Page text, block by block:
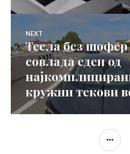
NEXT
Next
post:
Тесла без
совлада еден од
кружни текови